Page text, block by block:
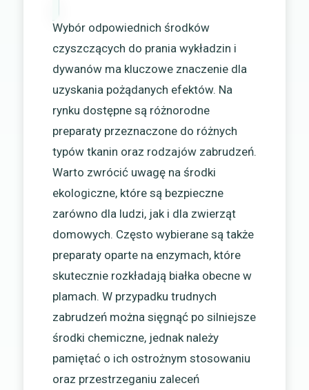
Wybór odpowiednich środków
czyszczących do prania wykładzin i
dywanów ma kluczowe znaczenie dla
uzyskania pożądanych efektów. Na
rynku dostępne są różnorodne
preparaty przeznaczone do różnych
typów tkanin oraz rodzajów zabrudzeń.
Warto zwrócić uwagę na środki
ekologiczne, które są bezpieczne
zarówno dla ludzi, jak i dla zwierząt
domowych. Często wybierane są także
preparaty oparte na enzymach, które
skutecznie rozkładają białka obecne w
plamach. W przypadku trudnych
zabrudzeń można sięgnąć po silniejsze
środki chemiczne, jednak należy
pamiętać o ich ostrożnym stosowaniu
oraz przestrzeganiu zaleceń